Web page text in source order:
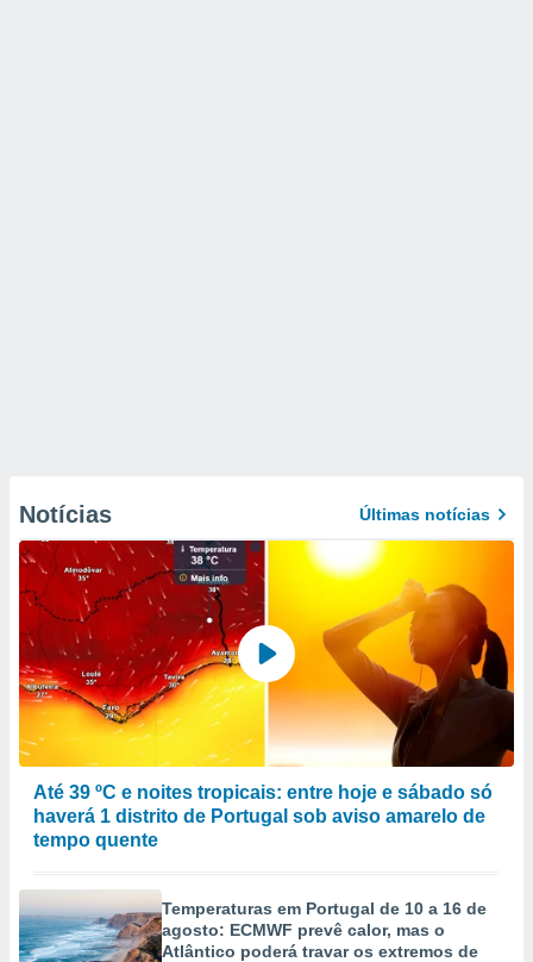
Notícias Últimas notícias
Até 39 ºC e noites tropicais: entre hoje e sábado só
haverá 1 distrito de Portugal sob aviso amarelo de
tempo quente
Temperaturas em Portugal de 10 a 16 de
agosto: ECMWF prevê calor, mas o
Atlântico poderá travar os extremos de